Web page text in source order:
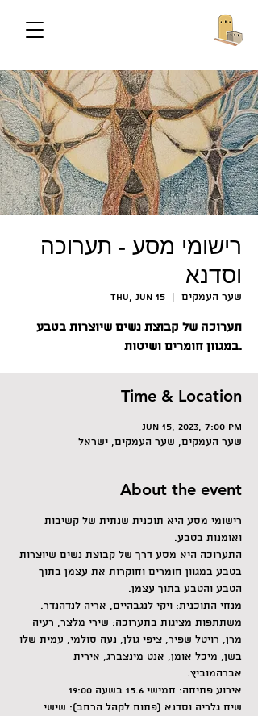
רישומי מסע - תערוכה
וסדנא
Thu, Jun 15
  |
שער העמקים
תערוכה של קבוצת נשים שיוצרות בטבע
במגוון חומרים ושיטות.
Time & Location
Jun 15, 2023, 7:00 PM
שער העמקים, שער העמקים, ישראל
About the event
רישומי מסע היא תוכנית שנתית של קשיבות
ואומנות בטבע.
התערוכה היא מסע דרך של קבוצת נשים שיוצרות
בטבע במגוון חומרים וחוקרות את עצמן בתוך
הטבע והטבע בתוך עצמן.
מנחי התוכנית: ויקי לנגבהיים, אריה לנדהנדר.
משתתפות מציגות בתערוכה: שירי מלצר, רעיה
מרן, רויטל שפיר, ציפי גולן, נעה סולמי, עמית שלו
בשן, מיכל אומן, אנט מינצברג, אירית
אברהמוביץ.
אירוע פתיחה: חמישי 15.6 בשעה 19:00
שיח גלריה וסדנא (פתוח לקהל הרחב): שישי